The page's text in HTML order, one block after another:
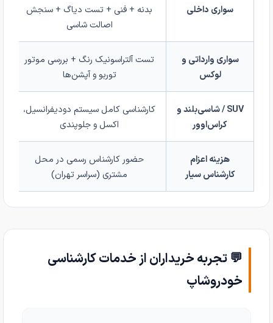
سواری داخلی
بدنه + فنی + تست دیاگ + سنجش
اصالت شاسی
سواری وارداتی و
لوکس
تست آلتراسونیک رنگ + بررسی موتور
توربو و آپشن‌ها
SUV / شاسی‌بلند و
کراس‌اوور
کارشناسی کامل سیستم دودیفرانسیل،
اکسل و جلوپندی
هزینه اعزام
کارشناس سیار
حضور کارشناس رسمی در محل
مشتری (سراسر تهران)
💬 تجربه خریداران از خدمات کارشناسی
خودروشاپ